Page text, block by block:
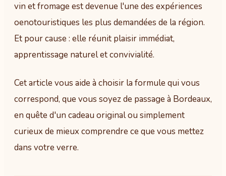
vin et fromage est devenue l'une des expériences
oenotouristiques les plus demandées de la région.
Et pour cause : elle réunit plaisir immédiat,
apprentissage naturel et convivialité.
Cet article vous aide à choisir la formule qui vous
correspond, que vous soyez de passage à Bordeaux,
en quête d'un cadeau original ou simplement
curieux de mieux comprendre ce que vous mettez
dans votre verre.